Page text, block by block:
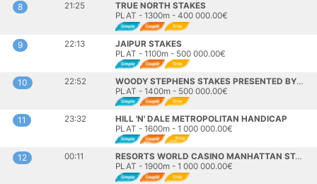
8 21:25
TRUE NORTH STAKES
PLAT - 1300m - 400 000.00€
9 22:13
JAIPUR STAKES
PLAT - 1100m - 500 000.00€
10 22:52
WOODY STEPHENS STAKES PRESENTED BY MOHEGAN SUN
PLAT - 1400m - 500 000.00€
11 23:32
HILL 'N' DALE METROPOLITAN HANDICAP
PLAT - 1600m - 1 000 000.00€
12 00:11
RESORTS WORLD CASINO MANHATTAN STAKES
PLAT - 1900m - 1 000 000.00€